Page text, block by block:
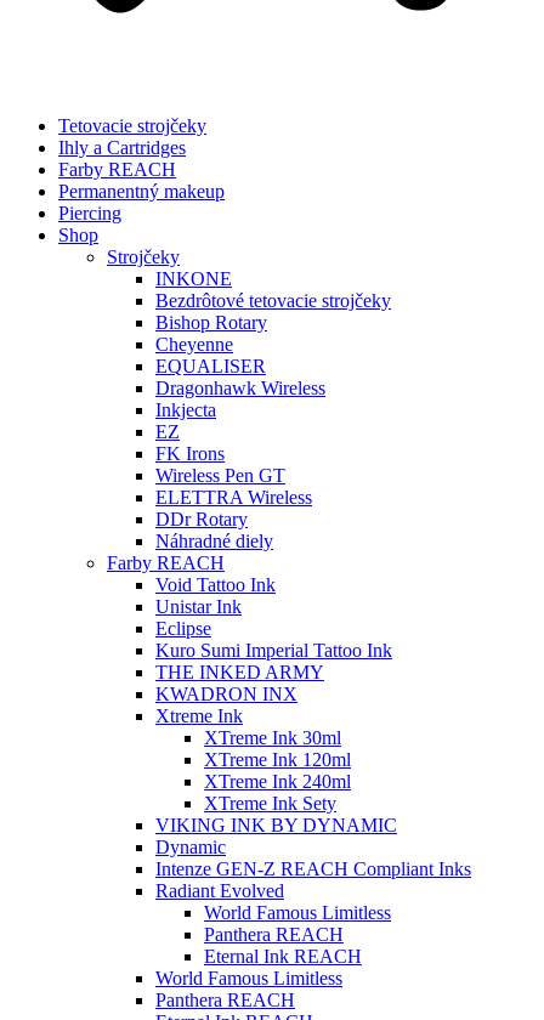
Tetovacie strojčeky
Ihly a Cartridges
Farby REACH
Permanentný makeup
Piercing
Shop
Strojčeky
INKONE
Bezdrôtové tetovacie strojčeky
Bishop Rotary
Cheyenne
EQUALISER
Dragonhawk Wireless
Inkjecta
EZ
FK Irons
Wireless Pen GT
ELETTRA Wireless
DDr Rotary
Náhradné diely
Farby REACH
Void Tattoo Ink
Unistar Ink
Eclipse
Kuro Sumi Imperial Tattoo Ink
THE INKED ARMY
KWADRON INX
Xtreme Ink
XTreme Ink 30ml
XTreme Ink 120ml
XTreme Ink 240ml
XTreme Ink Sety
VIKING INK BY DYNAMIC
Dynamic
Intenze GEN-Z REACH Compliant Inks
Radiant Evolved
World Famous Limitless
Panthera REACH
Eternal Ink REACH
World Famous Limitless
Panthera REACH